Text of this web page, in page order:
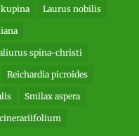
kupina Laurus nobilis
spina-christi
Reichardia picroides
Smilax aspera